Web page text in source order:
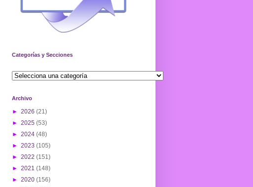
Categorías y Secciones
Archivo
► 2026 (21)
► 2025 (53)
► 2024 (48)
► 2023 (105)
► 2022 (151)
► 2021 (148)
► 2020 (156)